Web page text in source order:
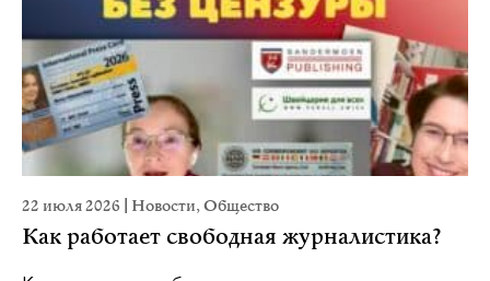
22 июля 2026 Новости,Общество
Как работает свободная журналистика?